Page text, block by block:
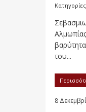
του...
8